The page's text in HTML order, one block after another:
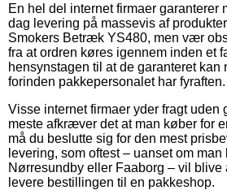
En hel del internet firmaer garanterer
dag levering på massevis af
Smokers Betræk YS480, men vær
fra at ordren køres igennem inden et
hensynstagen til at de garanteret kan
forinden pakkepersonalet har fyraften.
Visse internet firmaer yder fragt uden
meste afkræver det at man køber for
må du beslutte sig for den mest
levering, som oftest – uanset om man
Nørresundby eller Faaborg – vil blive
levere bestillingen til en pakkeshop.